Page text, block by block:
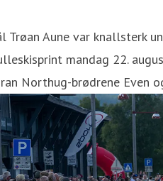
Trøan Aune var knallsterk
mandag 22.
Northug-brødrene Even